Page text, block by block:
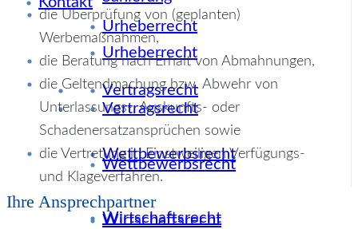
Urheberrecht
Vertragsrecht
Wettbewerbsrecht
Wirtschaftsrecht
Urheberrecht
Vertragsrecht
Wettbewerbsrecht
Wirtschaftsrecht
die Überprüfung von (geplanten)
Werbemaßnahmen,
die Beratung nach Erhalt von Abmahnungen,
die Geltendmachung bzw. Abwehr von
Unterlassungs-, Auskunfts- oder
Schadenersatzansprüchen sowie
die Vertretung in Einstweiligen Verfügungs-
und Klageverfahren.
Ihre Ansprechpartner